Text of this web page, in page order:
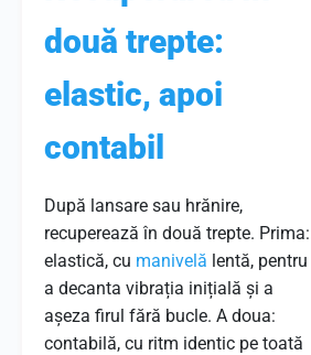
două trepte:
elastic, apoi
contabil
După lansare sau hrănire,
recuperează în două trepte. Prima:
elastică, cu manivelă lentă, pentru
a decanta vibrația inițială și a
așeza firul fără bucle. A doua:
contabilă, cu ritm identic pe toată